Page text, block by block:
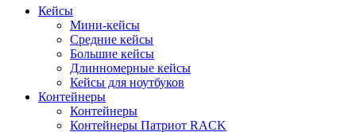
Кейсы
Мини-кейсы
Средние кейсы
Большие кейсы
Длинномерные кейсы
Кейсы для ноутбуков
Контейнеры
Контейнеры
Контейнеры Патриот RACK